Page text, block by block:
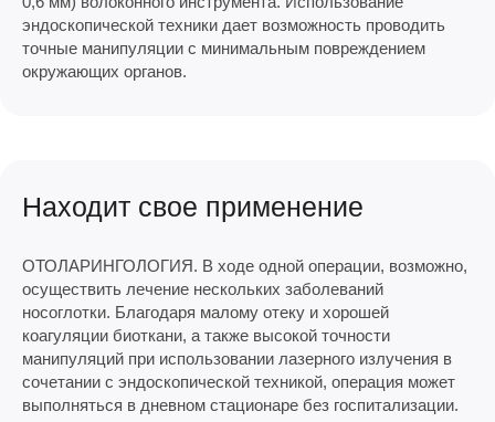
эндоскопической техники дает возможность проводить
точные манипуляции с минимальным повреждением
окружающих органов.
Находит свое применение
ОТОЛАРИНГОЛОГИЯ. В ходе одной операции, возможно,
осуществить лечение нескольких заболеваний
носоглотки. Благодаря малому отеку и хорошей
коагуляции биоткани, а также высокой точности
манипуляций при использовании лазерного излучения в
сочетании с эндоскопической техникой, операция может
выполняться в дневном стационаре без госпитализации.